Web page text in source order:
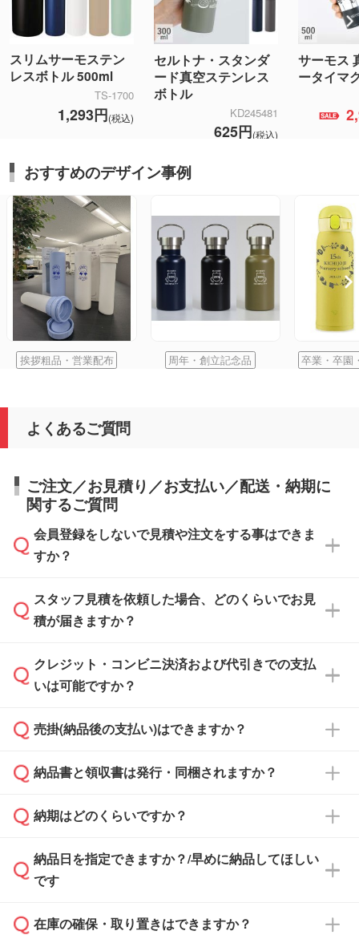
スリムサーモステン
レスボトル 500ml
TS-1700
1,293円(税込)
セルトナ・スタンダ
ード真空ステンレス
ボトル
KD245481
625円(税込)
サーモス
ータイマ
おすすめのデザイン事例
挨拶粗品・営業配布 周年・創立記念品 卒業・卒園
よくあるご質問
ご注文／お見積り／お支払い／配送・納期に
関するご質問
会員登録をしないで見積や注文をする事はできま
すか？
可能です。見積・注文フォームにて『ゲストの
まま進む』ボタンからお進みのうえ、ご依頼く
スタッフ見積を依頼した場合、どのくらいでお見
積が届きますか？
通常、翌営業日までにお送りしております。混
雑状況によっては、お時間をいただくこともご
依頼いただいた場合は、翌営業日以降のご連絡
クレジット・コンビニ決済および代引きでの支払
いは可能ですか？
銀行振込のみのご対応となります。
売掛(納品後の支払い)はできますか？
基本的には先入金をお願いしておりますが、自
どの場合は、月末締め翌月末払いに対応可能で
また、卒業・卒園記念品で対策委員会や個人様
校や幼稚園・保育園であれば、同様の条件でご
納品書と領収書は発行・同梱されますか？
納品書・領収書は ご依頼をいただいた場合の
ず、通常はPDFデータをメール添付でお送りし
ます。
たは注文フォームの『ご注文に関する備考欄』
納期はどのくらいですか？
・印刷する場合(500個程度)
ご入金、イメージ画像の校了から約2週間～2
納品日を指定できますか？/早めに納品してほしい
です
ご希望の納期がある場合は、お問い合わせ・お
在庫の確保・取り置きはできますか？